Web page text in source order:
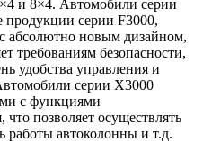
и 8×4. Автомобили серии
продукции серии F3000,
абсолютно новым дизайном,
требованиям безопасности,
удобства управления и
серии X3000
с функциями
что позволяет осуществлять
работы автоколонны и т.д.